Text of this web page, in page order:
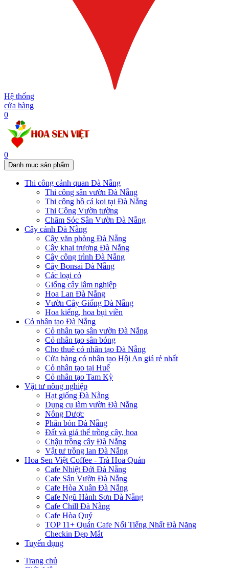
Hệ thống
cửa hàng
0
0
Danh mục sản phẩm
Thi công cảnh quan Đà Nẵng
Thi công sân vườn Đà Nẵng
Thi công hồ cá koi tại Đà Nẵng
Thi Công Vườn tường
Chăm Sóc Sân Vườn Đà Nẵng
Cây cảnh Đà Nẵng
Cây văn phòng Đà Nẵng
Cây khai trương Đà Nẵng
Cây công trình Đà Nẵng
Cây Bonsai Đà Nẵng
Các loại cỏ
Giống cây lâm nghiệp
Hoa Lan Đà Nẵng
Vườn Cây Giống Đà Nẵng
Hoa kiểng, hoa bụi viền
Cỏ nhân tạo Đà Nẵng
Cỏ nhân tạo sân vườn Đà Nẵng
Cỏ nhân tạo sân bóng
Cho thuê cỏ nhân tạo Đà Nẵng
Cửa hàng cỏ nhân tạo Hội An giá rẻ nhất
Cỏ nhân tạo tại Huế
Cỏ nhân tạo Tam Kỳ
Vật tư nông nghiệp
Hạt giống Đà Nẵng
Dụng cụ làm vườn Đà Nẵng
Nông Dược
Phân bón Đà Nẵng
Đất và giá thể trồng cây, hoa
Chậu trồng cây Đà Nẵng
Vật tư trồng lan Đà Nẵng
Hoa Sen Việt Coffee - Trà Hoa Quán
Cafe Nhiệt Đới Đà Nẵng
Cafe Sân Vườn Đà Nẵng
Cafe Hòa Xuân Đà Nẵng
Cafe Ngũ Hành Sơn Đà Nẵng
Cafe Chill Đà Nẵng
Cafe Hòa Quý
TOP 11+ Quán Cafe Nổi Tiếng Nhất Đà Năng
Checkin Đẹp Mắt
Tuyển dụng
Trang chủ